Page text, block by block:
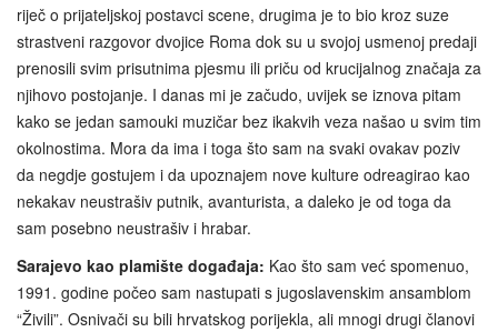
riječ o prijateljskoj postavci scene, drugima je to bio kroz suze
strastveni razgovor dvojice Roma dok su u svojoj usmenoj predaji
prenosili svim prisutnima pjesmu ili priču od krucijalnog značaja za
njihovo postojanje. I danas mi je začudo, uvijek se iznova pitam
kako se jedan samouki muzičar bez ikakvih veza našao u svim tim
okolnostima. Mora da ima i toga što sam na svaki ovakav poziv
da negdje gostujem i da upoznajem nove kulture odreagirao kao
nekakav neustrašiv putnik, avanturista, a daleko je od toga da
sam posebno neustrašiv i hrabar.
Sarajevo kao plamište događaja: Kao što sam već spomenuo,
1991. godine počeo sam nastupati s jugoslavenskim ansamblom
“Živili”. Osnivači su bili hrvatskog porijekla, ali mnogi drugi članovi